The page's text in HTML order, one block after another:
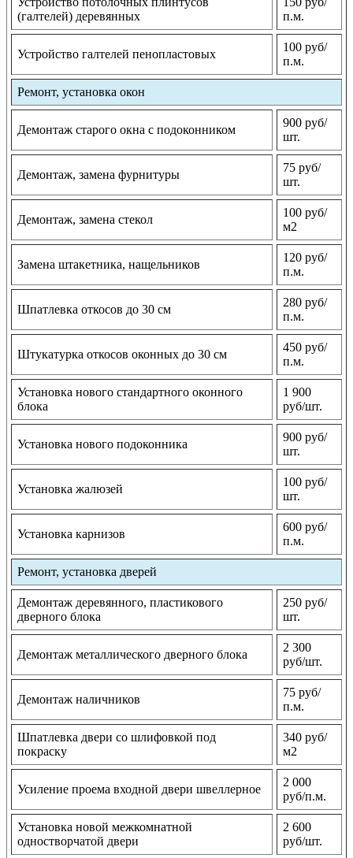
(галтелей) деревянных
п.м.
Устройство галтелей пенопластовых
100 руб/
п.м.
Ремонт, установка окон
Демонтаж старого окна с подоконником
900 руб/
шт.
Демонтаж, замена фурнитуры
75 руб/
шт.
Демонтаж, замена стекол
100 руб/
м2
Замена штакетника, нащельников
120 руб/
п.м.
Шпатлевка откосов до 30 см
280 руб/
п.м.
Штукатурка откосов оконных до 30 см
450 руб/
п.м.
Установка нового стандартного оконного
блока
1 900
руб/шт.
Установка нового подоконника
900 руб/
шт.
Установка жалюзей
100 руб/
шт.
Установка карнизов
600 руб/
п.м.
Ремонт, установка дверей
Демонтаж деревянного, пластикового
дверного блока
250 руб/
шт.
Демонтаж металлического дверного блока
2 300
руб/шт.
Демонтаж наличников
75 руб/
п.м.
Шпатлевка двери со шлифовкой под
покраску
340 руб/
м2
Усиление проема входной двери швеллерное
2 000
руб/п.м.
Установка новой межкомнатной
одностворчатой двери
2 600
руб/шт.